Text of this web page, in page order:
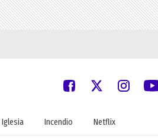
Iglesia Incendio Netflix